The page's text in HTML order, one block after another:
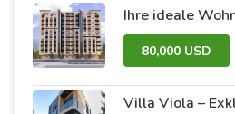
80,000 USD